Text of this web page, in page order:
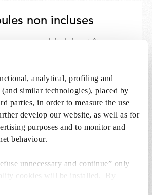
analytical, profiling and
similar technologies), placed by
parties, in order to measure the use
develop our website, as well as for
purposes and to monitor and
behaviour.
unnecessary and continue” only
cookies will be installed. By
all” you consent to the use of all the
non incluses
recommandées et l’ajouter
panier.
11.5W E27 220-240V 2700K A70 -